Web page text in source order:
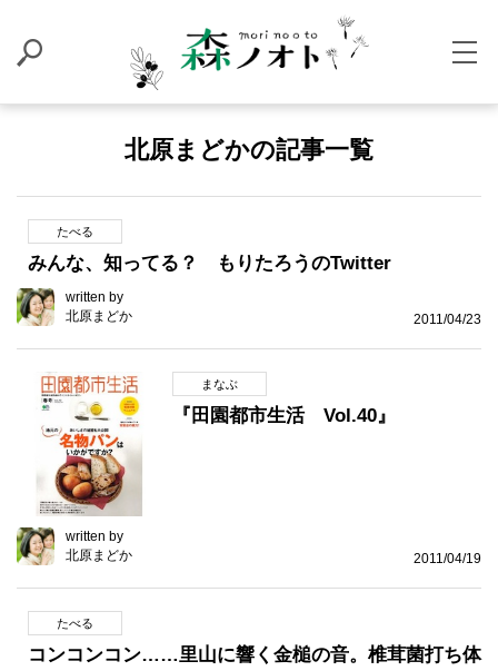
北原まどかの記事一覧
たべる
みんな、知ってる？ もりたろうのTwitter
written by
北原まどか
2011/04/23
まなぶ
『田園都市生活 Vol.40』
written by
北原まどか
2011/04/19
たべる
コンコンコン……里山に響く金槌の音。椎茸菌打ち体